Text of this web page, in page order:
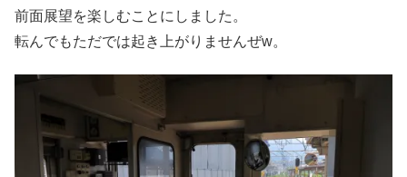
前面展望を楽しむことにしました。
転んでもただでは起き上がりませんぜw。